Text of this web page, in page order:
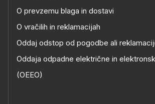
O prevzemu blaga in dostavi
O vračilih in reklamacijah
Oddaj odstop od pogodbe ali
Oddaja odpadne električne in
(OEEO)